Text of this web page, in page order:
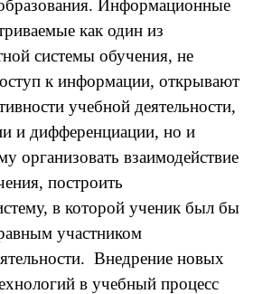
Информационные
как один из
системы обучения, не
к информации, открывают
учебной деятельности,
и дифференциации, но и
организовать взаимодействие
построить
в которой ученик был бы
участником
Внедрение новых
в учебный процесс